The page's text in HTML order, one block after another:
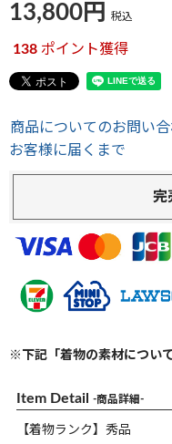
13,800 税込
138 ポイント獲得
商品についてのお問い
お客様に届くまで
完
※下記「着物の素材につい
Item Detail -商品詳細-
【着物ランク】秀品